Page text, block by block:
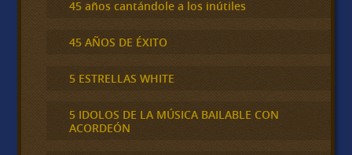
45 años cantándole a los inútiles
45 AÑOS DE ÉXITO
5 ESTRELLAS WHITE
5 IDOLOS DE LA MÚSICA BAILABLE CON
ACORDEÓN